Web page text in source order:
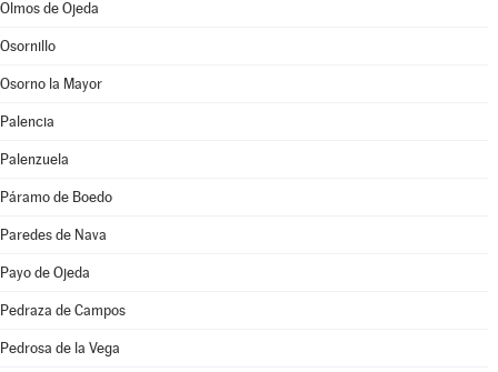
Olmos de Ojeda
Osornillo
Osorno la Mayor
Palencia
Palenzuela
Páramo de Boedo
Paredes de Nava
Payo de Ojeda
Pedraza de Campos
Pedrosa de la Vega